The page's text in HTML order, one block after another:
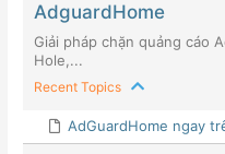
AdguardHome
Giải pháp chặn quảng cáo
Hole,...
Recent Topics
AdGuardHome ngay